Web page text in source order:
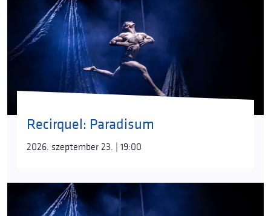
Recirquel: Paradisum
2026. szeptember 23. | 19:00